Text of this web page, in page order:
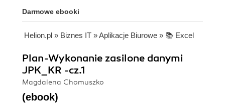
Darmowe ebooki
Helion.pl » Biznes IT »Aplikacje Biurowe » 📚 Excel
Plan-Wykonanie zasilone danymi
JPK_KR -cz.1
Magdalena Chomuszko
(ebook)